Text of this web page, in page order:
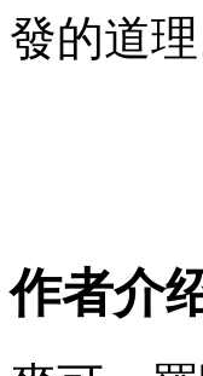
發的道理
作者介